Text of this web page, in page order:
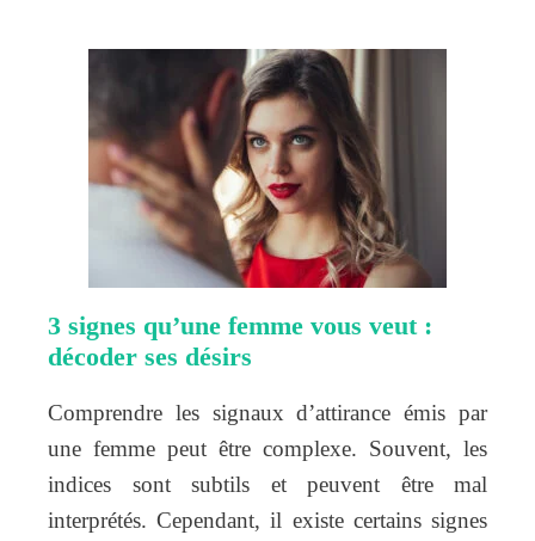
3 signes qu’une femme vous veut :
décoder ses désirs
Comprendre les signaux d’attirance émis par
une femme peut être complexe. Souvent, les
indices sont subtils et peuvent être mal
interprétés. Cependant, il existe certains signes